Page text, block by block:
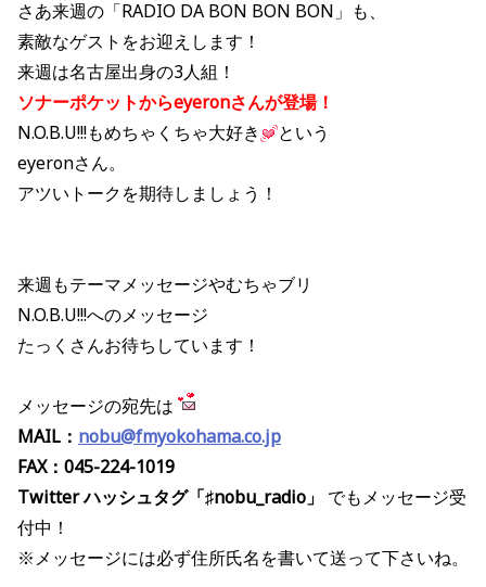
さあ来週の「RADIO DA BON BON BON」も、
素敵なゲストをお迎えします！
来週は名古屋出身の3人組！
ソナーポケットからeyeronさんが登場！
N.O.B.U!!!もめちゃくちゃ大好き
という
eyeronさん。
アツいトークを期待しましょう！
来週もテーマメッセージやむちゃブリ
N.O.B.U!!!へのメッセージ
たっくさんお待ちしています！
メッセージの宛先は
MAIL： nobu@fmyokohama.co.jp
FAX：045-224-1019
Twitter ハッシュタグ「♯nobu_radio」 でもメッセージ受
付中！
※メッセージには必ず住所氏名を書いて送って下さいね。